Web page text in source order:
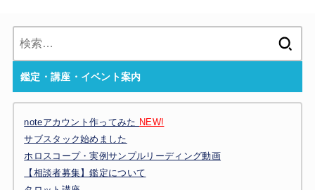
鑑定・講座・イベント案内
noteアカウント作ってみた NEW!
サブスタック始めました
ホロスコープ・実例サンプルリーディング動画
【相談者募集】鑑定について